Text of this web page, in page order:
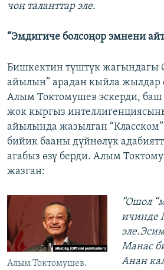
чоң таланттар эле.
“Эмдигиче болсоңор эмнени
Бишкектин түштүк жагындагы
айылын” арадан кыйла жылдар
Алым Токтомушев эскерди, баш
жок кыргыз
айылында жазылган
бийик бааны дүйнөлүк
агабыз өзү берди. Алым
жазган:
Алым Токтомушев.
“Ошол
ичинде
Манас
Анан